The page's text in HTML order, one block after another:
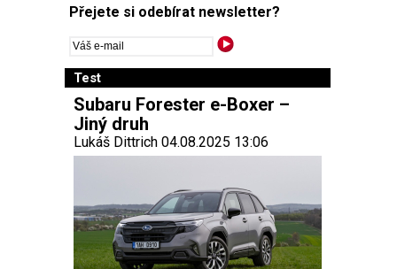
Přejete si odebírat newsletter?
Test
Subaru Forester e-Boxer –
Jiný druh
Lukáš Dittrich 04.08.2025 13:06